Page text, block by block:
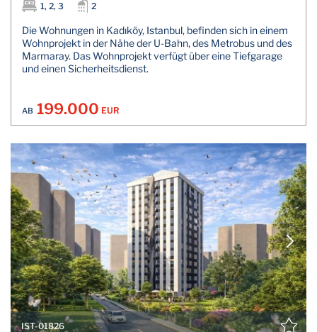
1, 2, 3
2
Die Wohnungen in Kadıköy, Istanbul, befinden sich in einem
Wohnprojekt in der Nähe der U-Bahn, des Metrobus und des
Marmaray. Das Wohnprojekt verfügt über eine Tiefgarage
und einen Sicherheitsdienst.
AB 199.000 EUR
IST-01826